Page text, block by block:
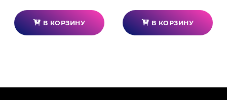
D-ранга. Чуть не погибнув от рук чудовищ, Джин-
у открывает секрет повышения уровня.
В КОРЗИНУ В КОРЗИНУ